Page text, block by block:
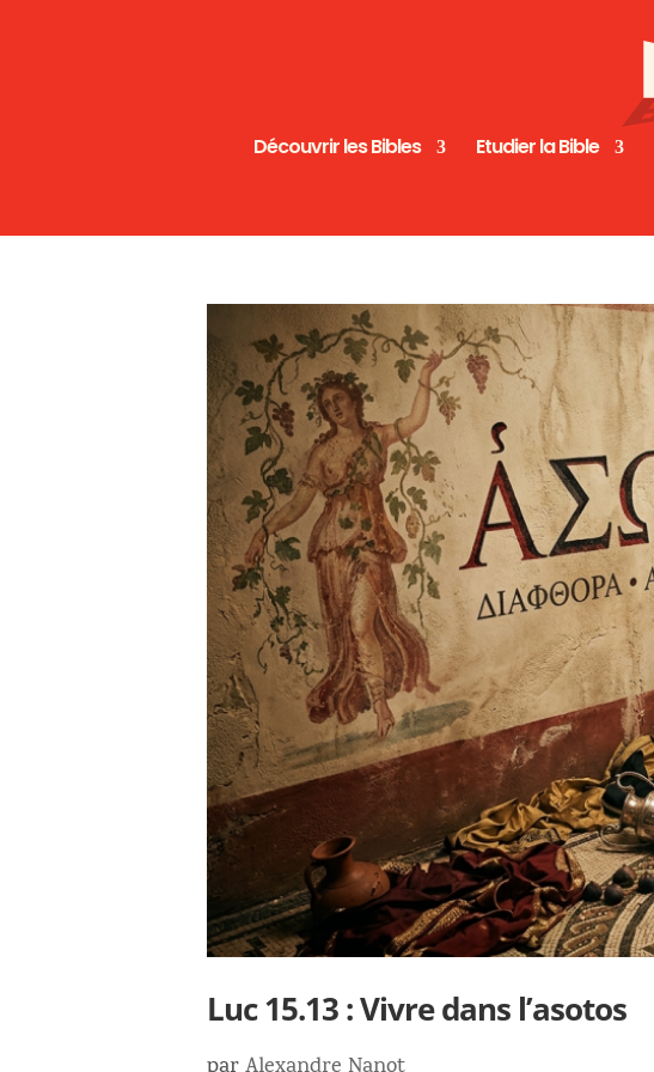
Découvrir les Bibles Etudier la Bible
Luc 15.13 : Vivre dans l’asotos